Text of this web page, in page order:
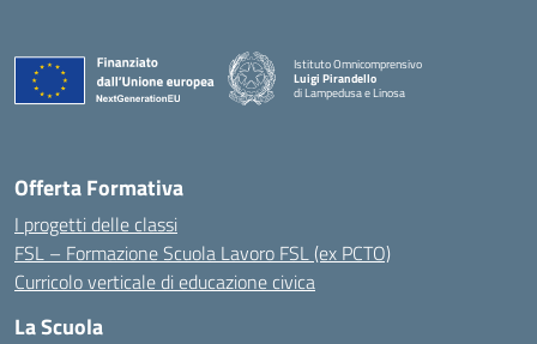
Istituto Omnicomprensivo
Luigi Pirandello
di Lampedusa e Linosa
Offerta Formativa
I progetti delle classi
FSL – Formazione Scuola Lavoro FSL (ex PCTO)
Curricolo verticale di educazione civica
La Scuola